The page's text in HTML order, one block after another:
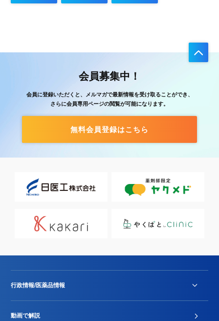
会員募集中！
会員に登録いただくと、メルマガで最新情報を受け取ることができ、
さらに会員専用ページの閲覧が可能になります。
無料会員登録はこちら
行政情報/医薬品情報
動画で解説